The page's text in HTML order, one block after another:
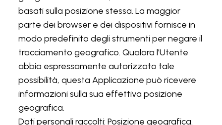
basati sulla posizione stessa. La maggior
parte dei browser e dei dispositivi fornisce in
modo predefinito degli strumenti per negare il
tracciamento geografico. Qualora l’Utente
abbia espressamente autorizzato tale
possibilità, questa Applicazione può ricevere
informazioni sulla sua effettiva posizione
geografica.
Dati personali raccolti: Posizione geografica.